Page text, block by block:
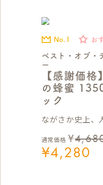
ベスト・オブ・
ー
【感謝価格
の蜂蜜
ック
No.1 お
通常価格 ¥
¥4,280
ながさか史上、